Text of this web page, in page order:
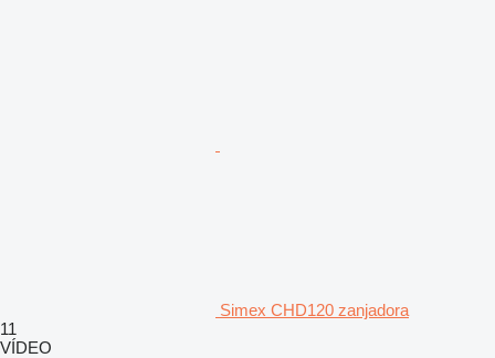
Simex CHD120 zanjadora
11
VÍDEO